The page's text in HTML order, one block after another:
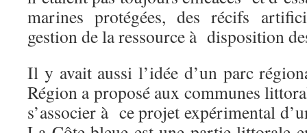
marines protégées, des récifs
gestion de la ressource à disposition
Il y avait aussi l’idée d’un parc
Région a proposé aux communes
s’associer à ce projet expérimental